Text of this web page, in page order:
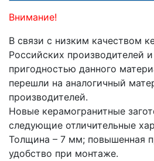
Внимание!
В связи с низким качеством
Российских производителей
пригодностью данного
перешли на аналогичный
производителей.
Новые керамогранитные
следующие отличительные
Толщина – 7 мм; повышенная
удобство при монтаже.